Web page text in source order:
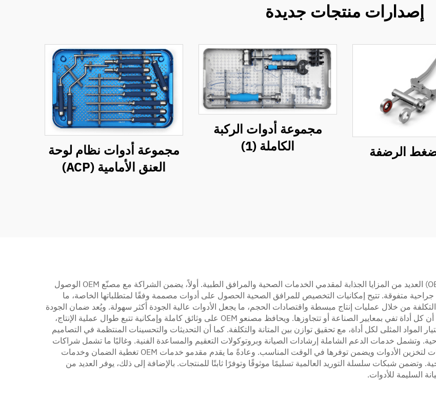
إصدارات منتجات جديدة
الرضفة
مجموعة أدوات الركبة
الكاملة (1)
مجموعة أدوات نظام لوحة
العنق الأمامية (ACP)
توفر أدوات استبدال الركبة من خلال خدمات المصنّع الأصلي (OEM) العديد من المزايا الجذابة لمقدمي الخدمات الصحية والمرافق الطبية. أولاً، يضمن الشراكة مع مصنّع OEM الوصول
جراحية متفوقة. تتيح إمكانيات التخصيص للمرافق الصحية الحصول على أدوات مصممة وفقًا لمتطلباتها الخاصة، ما
من خلال عمليات إنتاج مبسطة واقتصادات الحجم، ما يجعل الأدوات عالية الجودة أكثر سهولة. ويُعد ضمان الجودة
أمرًا بالغ الأهمية، حيث تضمن إجراءات الاختبار والتحقق الصارمة أن كل أداة تفي بمعايير الصناعة أو تتجاوزها. ويحافظ مصنعو OEM على وثائق كاملة وإمكانية تتبع طوال عملية الإنتاج،
المواد المثلى لكل أداة، مع تحقيق توازن بين المتانة والتكلفة. كما أن التحديثات والتحسينات المنتظمة في التصاميم
وتشمل خدمات الدعم الشاملة إرشادات الصيانة وبروتوكولات التعقيم والمساعدة الفنية. وغالبًا ما تشمل شراكات
التصنيع حلول إدارة المخزون، مما يقلل من احتياجات المستشفيات لتخزين الأدوات ويضمن توفرها في الوقت المناسب. وعادةً ما يقدم مقدمو خدمات OEM تغطية الضمان وخدمات
شبكات سلسلة التوريد العالمية تسليمًا موثوقًا وتوفرًا ثابتًا للمنتجات. بالإضافة إلى ذلك، يوفر العديد من